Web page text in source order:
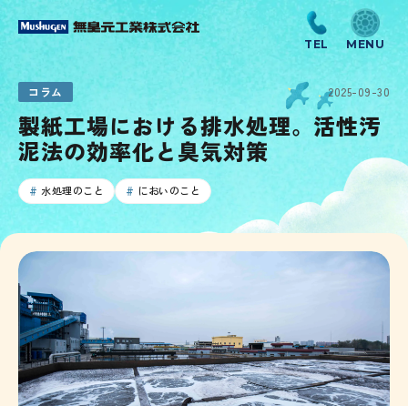
コラム 2025-09-30
製紙工場における排水処理。活性汚
泥法の効率化と臭気対策
水処理のこと においのこと